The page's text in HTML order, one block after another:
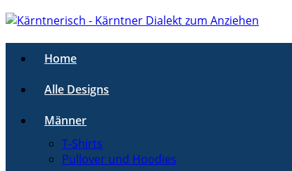
Home
Alle Designs
Männer
T-Shirts
Pullover und Hoodies